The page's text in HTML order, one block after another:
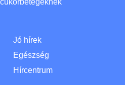
Jó hírek
Egészség
Hírcentrum